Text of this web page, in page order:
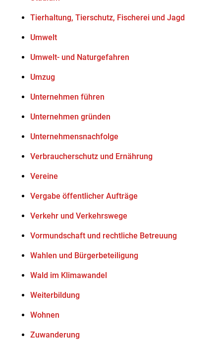
Tierhaltung, Tierschutz, Fischerei und Jagd
Umwelt
Umwelt- und Naturgefahren
Umzug
Unternehmen führen
Unternehmen gründen
Unternehmensnachfolge
Verbraucherschutz und Ernährung
Vereine
Vergabe öffentlicher Aufträge
Verkehr und Verkehrswege
Vormundschaft und rechtliche Betreuung
Wahlen und Bürgerbeteiligung
Wald im Klimawandel
Weiterbildung
Wohnen
Zuwanderung